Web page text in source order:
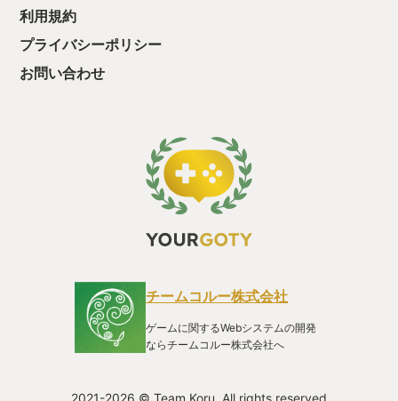
利用規約
プライバシーポリシー
お問い合わせ
チームコルー株式会社
ゲームに関するWebシステムの開発
ならチームコルー株式会社へ
2021-2026 © Team Koru. All rights reserved